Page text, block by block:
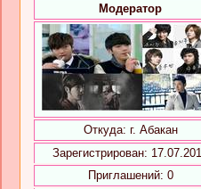
Модератор
Откуда: г. Абакан
Зарегистрирован:
Приглашений: 0